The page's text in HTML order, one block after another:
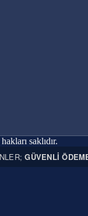
saklıdır.
GÜVENLI